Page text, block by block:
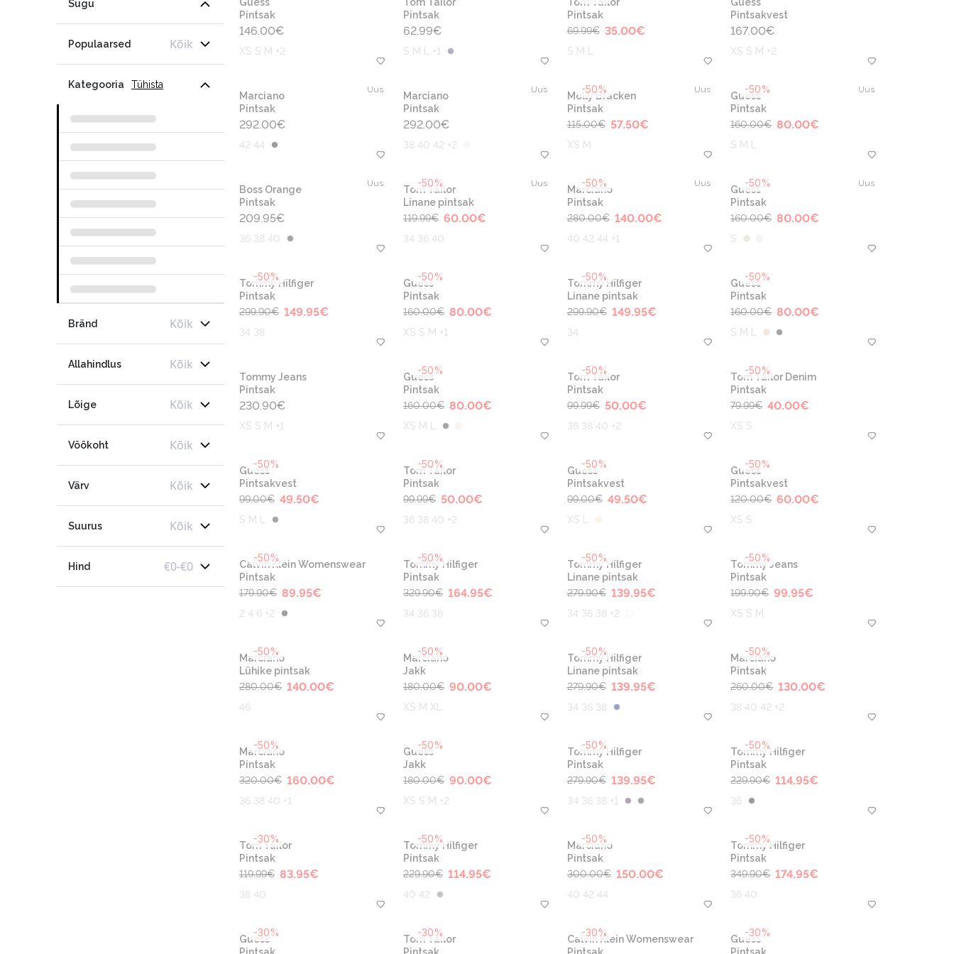
Sugu
Populaarsed Kõik
Kategooria Tühista
Bränd Kõik
Allahindlus Kõik
Lõige Kõik
Vöökoht Kõik
Värv Kõik
Suurus Kõik
Hind €0-€0
Pintsak
146.00€
XS S M +2
Pintsak
62.99€
S M L +1
Pintsak
69.99€ 35.00€
S M L
Pintsakvest
167.00€
XS S M +2
Uus
Marciano
Pintsak
292.00€
42 44
Uus
Marciano
Pintsak
292.00€
38 40 42 +2
-50% Uus
Molly Bracken
Pintsak
115.00€ 57.50€
XS M
-50% Uus
Guess
Pintsak
160.00€ 80.00€
S M L
Uus
Boss Orange
Pintsak
209.95€
36 38 40
-50% Uus
Tom Tailor
Linane pintsak
119.99€ 60.00€
34 36 40
-50% Uus
Marciano
Pintsak
280.00€ 140.00€
40 42 44 +1
-50% Uus
Guess
Pintsak
160.00€ 80.00€
S
-50%
Tommy Hilfiger
Pintsak
299.90€ 149.95€
34 38
-50%
Guess
Pintsak
160.00€ 80.00€
XS S M +1
-50%
Tommy Hilfiger
Linane pintsak
299.90€ 149.95€
34
-50%
Guess
Pintsak
160.00€ 80.00€
S M L
Tommy Jeans
Pintsak
230.90€
XS S M +1
-50%
Guess
Pintsak
160.00€ 80.00€
XS M L
-50%
Tom Tailor
Pintsak
99.99€ 50.00€
36 38 40 +2
-50%
Tom Tailor Denim
Pintsak
79.99€ 40.00€
XS S
-50%
Guess
Pintsakvest
99.00€ 49.50€
S M L
-50%
Tom Tailor
Pintsak
99.99€ 50.00€
36 38 40 +2
-50%
Guess
Pintsakvest
99.00€ 49.50€
XS L
-50%
Guess
Pintsakvest
120.00€ 60.00€
XS S
-50%
Calvin Klein Womenswear
Pintsak
179.90€ 89.95€
2 4 6 +2
-50%
Tommy Hilfiger
Pintsak
329.90€ 164.95€
34 36 38
-50%
Tommy Hilfiger
Linane pintsak
279.90€ 139.95€
34 36 38 +2
-50%
Tommy Jeans
Pintsak
199.90€ 99.95€
XS S M
-50%
Marciano
Lühike pintsak
280.00€ 140.00€
46
-50%
Marciano
Jakk
180.00€ 90.00€
XS M XL
-50%
Tommy Hilfiger
Linane pintsak
279.90€ 139.95€
34 36 38
-50%
Marciano
Pintsak
260.00€ 130.00€
38 40 42 +2
-50%
Marciano
Pintsak
320.00€ 160.00€
36 38 40 +1
-50%
Guess
Jakk
180.00€ 90.00€
XS S M +2
-50%
Tommy Hilfiger
Pintsak
279.90€ 139.95€
34 36 38 +1
-50%
Tommy Hilfiger
Pintsak
229.90€ 114.95€
36
-30%
Tom Tailor
Pintsak
119.99€ 83.95€
38 40
-50%
Tommy Hilfiger
Pintsak
229.90€ 114.95€
40 42
-50%
Marciano
Pintsak
300.00€ 150.00€
40 42 44
-50%
Tommy Hilfiger
Pintsak
349.90€ 174.95€
36 40
-30%
Guess
-30%
Tom Tailor
-30%
Calvin Klein Womenswear
-30%
Guess